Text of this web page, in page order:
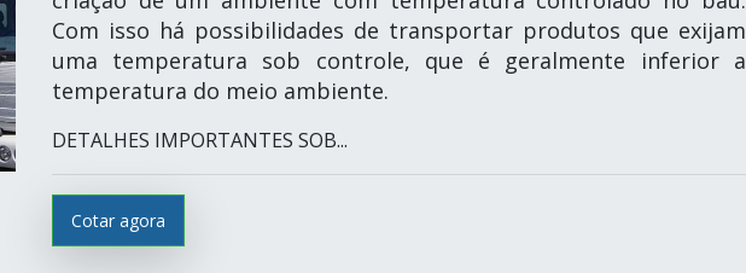
Com isso há possibilidades de transportar produtos que exijam
uma temperatura sob controle, que é geralmente inferior a
temperatura do meio ambiente.
DETALHES IMPORTANTES SOB...
Cotar agora